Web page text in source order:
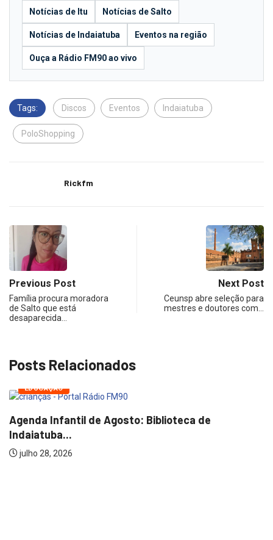
Notícias de Itu Notícias de Salto
Notícias de Indaiatuba Eventos na região
Ouça a Rádio FM90 ao vivo
Tags: Discos Eventos Indaiatuba
PoloShopping
Rickfm
Previous Post
Família procura moradora
de Salto que está
desaparecida…
Next Post
Ceunsp abre seleção para
mestres e doutores com…
Posts Relacionados